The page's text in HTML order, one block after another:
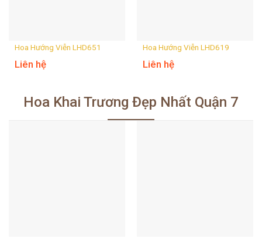
Hoa Hướng Viễn LHD651
Liên hệ
Hoa Hướng Viễn LHD619
Liên hệ
Hoa Khai Trương Đẹp Nhất Quận 7